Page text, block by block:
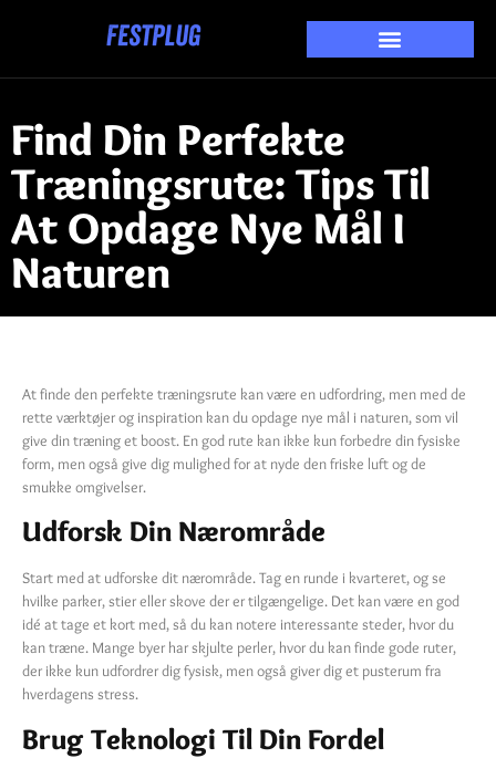
Find Din Perfekte
Træningsrute: Tips Til
At Opdage Nye Mål I
Naturen
At finde den perfekte træningsrute kan være en udfordring, men med de
rette værktøjer og inspiration kan du opdage nye mål i naturen, som vil
give din træning et boost. En god rute kan ikke kun forbedre din fysiske
form, men også give dig mulighed for at nyde den friske luft og de
smukke omgivelser.
Udforsk Din Nærområde
Start med at udforske dit nærområde. Tag en runde i kvarteret, og se
hvilke parker, stier eller skove der er tilgængelige. Det kan være en god
idé at tage et kort med, så du kan notere interessante steder, hvor du
kan træne. Mange byer har skjulte perler, hvor du kan finde gode ruter,
der ikke kun udfordrer dig fysisk, men også giver dig et pusterum fra
hverdagens stress.
Brug Teknologi Til Din Fordel